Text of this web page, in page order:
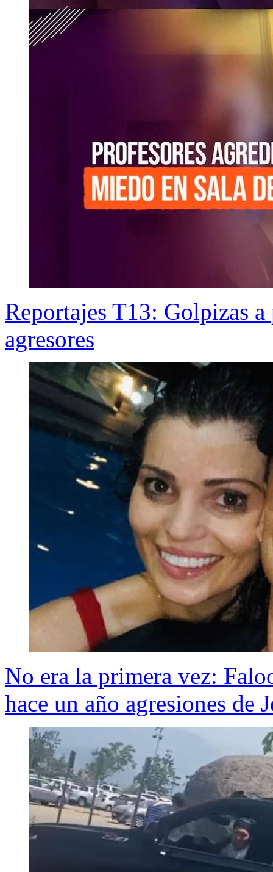
Reportajes T13: Golpizas
agresores
No era la primera vez:
hace un año agresiones de